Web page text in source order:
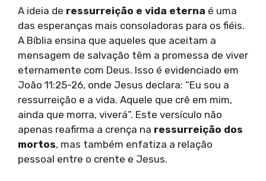
A ideia de ressurreição e vida eterna é uma
das esperanças mais consoladoras para os fiéis.
A Bíblia ensina que aqueles que aceitam a
mensagem de salvação têm a promessa de viver
eternamente com Deus. Isso é evidenciado em
João 11:25-26, onde Jesus declara: “Eu sou a
ressurreição e a vida. Aquele que crê em mim,
ainda que morra, viverá”. Este versículo não
apenas reafirma a crença na ressurreição dos
mortos, mas também enfatiza a relação
pessoal entre o crente e Jesus.